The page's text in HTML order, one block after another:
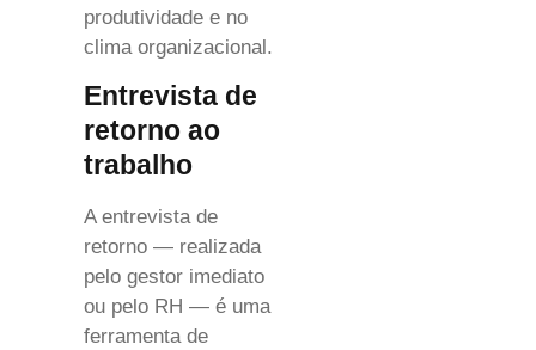
produtividade e no
clima organizacional.
Entrevista de
retorno ao
trabalho
A entrevista de
retorno — realizada
pelo gestor imediato
ou pelo RH — é uma
ferramenta de